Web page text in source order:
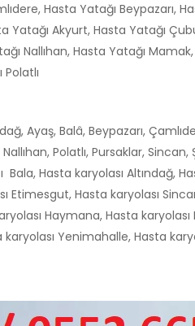
Hasta Yatağı Beypazarı,
Yatağı Akyurt, Hasta Yatağı
Nallıhan, Hasta Yatağı
Ayaş, Balâ, Beypazarı,
Polatlı, Pursaklar,
Bala, Hasta karyolası
Etimesgut, Hasta karyolası
Haymana, Hasta
Yenimahalle, Hasta